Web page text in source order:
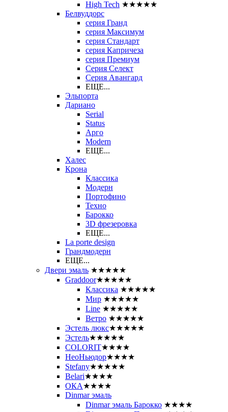
High Tech ★★★★★
Белвуддорс
серия Гранд
серия Максимум
серия Стандарт
серия Капричеза
серия Премиум
Серия Селект
Серия Авангард
ЕЩЕ...
Эльпорта
Дариано
Serial
Status
Арго
Modern
ЕЩЕ...
Халес
Крона
Классика
Модерн
Портофино
Техно
Барокко
3D фрезеровка
ЕЩЕ...
La porte design
Грандмодерн
ЕЩЕ...
Двери эмаль ★★★★★
Graddoor★★★★★
Классика ★★★★★
Мир ★★★★★
Line ★★★★★
Ветро ★★★★★
Эстель люкс★★★★★
Эстель★★★★★
COLORIT★★★★
НеоНьюдор★★★★
Stefany★★★★★
Belari★★★★
ОКА★★★★
Dinmar эмаль
Dinmar эмаль Барокко ★★★★